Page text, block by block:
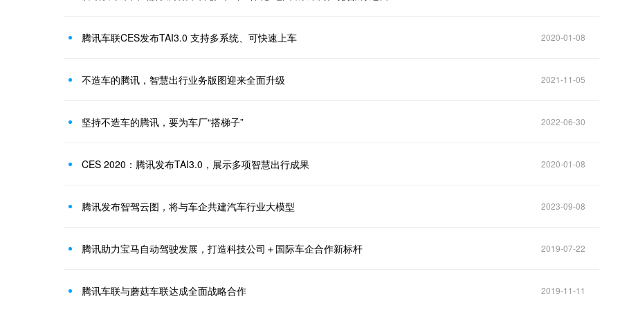
腾讯车联CES发布TAI3.0 支持多系统、可快速上车 2020-01-08
不造车的腾讯，智慧出行业务版图迎来全面升级 2021-11-05
坚持不造车的腾讯，要为车厂“搭梯子” 2022-06-30
CES 2020：腾讯发布TAI3.0，展示多项智慧出行成果 2020-01-08
腾讯发布智驾云图，将与车企共建汽车行业大模型 2023-09-08
腾讯助力宝马自动驾驶发展，打造科技公司＋国际车企合作新标杆 2019-07-22
腾讯车联与蘑菇车联达成全面战略合作 2019-11-11